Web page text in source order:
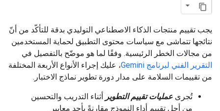
يجب تقييم منتجات الذكاء الاصطناعي التوليدي بدقة للتأكّد من أنّ
نتائجها تتماشى مع سياسات محتوى التطبيق لحماية المستخدمين
من مجالات الخطر الرئيسية. وفقًا لما هو موضّح بالتفصيل في
التقرير الفني لبرنامج Gemini
، عليك إجراء الأنواع الأربعة المختلفة
من تقييمات السلامة على مدار دورة تطوير نماذج الاختبار.
تُجرى عمليات تقييم التطوير أثناء التدريب والتحسين
من أجل تقييم أداء النموذج مقارنةً بأحد معايير